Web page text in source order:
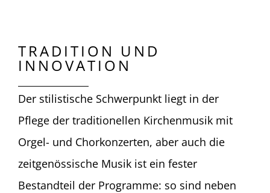
TRADITION UND
INNOVATION
Der stilistische Schwerpunkt liegt in der
Pflege der traditionellen Kirchenmusik mit
Orgel- und Chorkonzerten, aber auch die
zeitgenössische Musik ist ein fester
Bestandteil der Programme: so sind neben